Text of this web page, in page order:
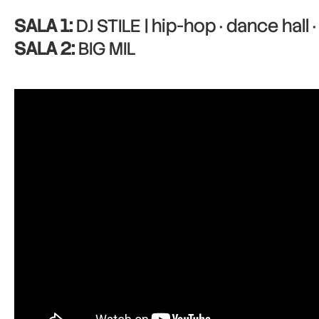
SALA 1:DJ STILE | hip-hop · dance hall
SALA 2:BIG MIL